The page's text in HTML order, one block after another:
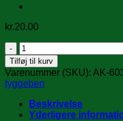
kr.20.00
Marvben
med
kylling
antal
Tilføj til kurv
Varenummer (SKU): AK-
tyggeben
Beskrivelse
Yderligere